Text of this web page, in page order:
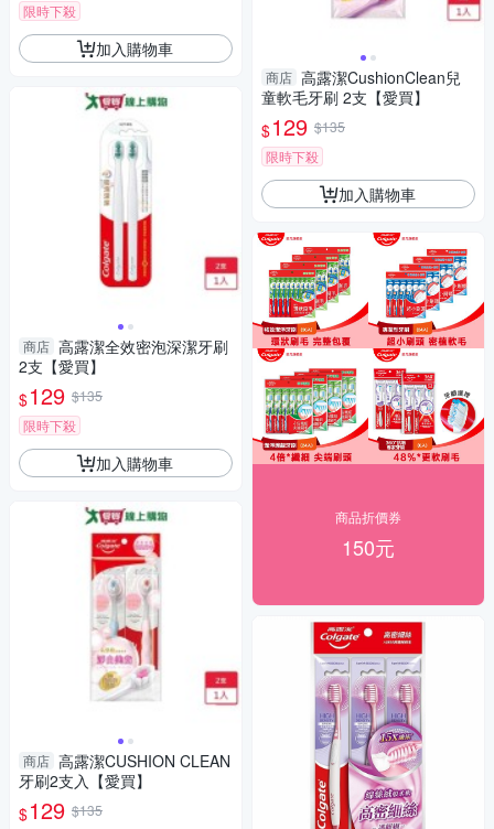
限時下殺
加入購物車
商店 高露潔全效密泡深潔牙刷
2支【愛買】
$129 $135
限時下殺
加入購物車
商店 高露潔CUSHION CLEAN
牙刷2支入【愛買】
$129 $135
商店 高露潔CushionClean兒
童軟毛牙刷 2支【愛買】
$129 $135
限時下殺
加入購物車
商品折價券
150元